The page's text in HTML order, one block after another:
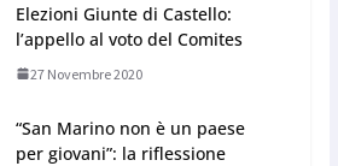
Elezioni Giunte di Castello:
l’appello al voto del Comites
27 Novembre 2020
“San Marino non è un paese
per giovani”: la riflessione